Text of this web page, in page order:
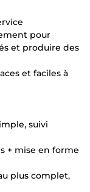
pour
et produire des
et faciles à
suivi
+ mise en forme
plus complet,